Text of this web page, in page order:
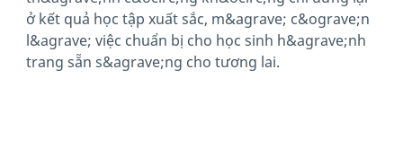
ở kết quả học tập xuất sắc, m&agrave; c&ograve;n
l&agrave; việc chuẩn bị cho học sinh h&agrave;nh
trang sẵn s&agrave;ng cho tương lai.